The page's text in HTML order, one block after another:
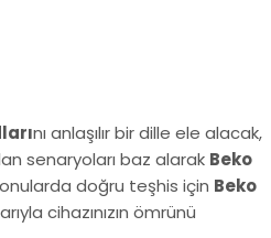
nı anlaşılır bir dille ele alacak,
senaryoları baz alarak Beko
doğru teşhis için Beko
cihazınızın ömrünü